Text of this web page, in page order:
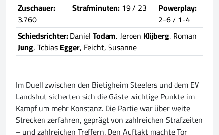
Zuschauer:
3.760
Strafminuten: 19 / 23
Powerplay:
2-6 / 1-4
Schiedsrichter:DanielTodam, Jeroen Klijberg, Roman
Jung, TobiasEgger, Feicht, Susanne
Im Duell zwischen den Bietigheim Steelers und dem EV
Landshut sicherten sich die Gäste wichtige Punkte im
Kampf um mehr Konstanz. Die Partie war über weite
Strecken zerfahren, geprägt von zahlreichen Strafzeiten
– und zahlreichen Treffern. Den Auftakt machte Tor